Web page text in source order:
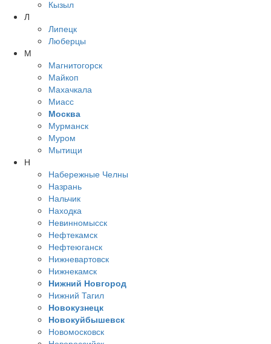
Кызыл
Л
Липецк
Люберцы
М
Магнитогорск
Майкоп
Махачкала
Миасс
Москва
Мурманск
Муром
Мытищи
Н
Набережные Челны
Назрань
Нальчик
Находка
Невинномысск
Нефтекамск
Нефтеюганск
Нижневартовск
Нижнекамск
Нижний Новгород
Нижний Тагил
Новокузнецк
Новокуйбышевск
Новомосковск